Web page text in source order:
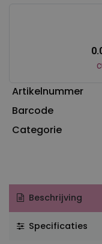
Artikelnummer
Barcode
Categorie
Beschrijving
Specificaties